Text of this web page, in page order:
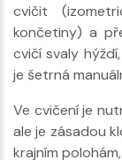
cvičit
končetiny) a
cvičí svaly
je šetrná
Ve cvičení je
ale je zásadou
krajním